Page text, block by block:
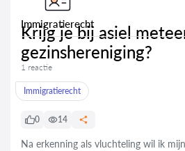
Immigratierecht
Krijg je bij asiel
gezinshereniging?
1 reactie
Immigratierecht
0 14
Na erkenning als vluchteling wil ik